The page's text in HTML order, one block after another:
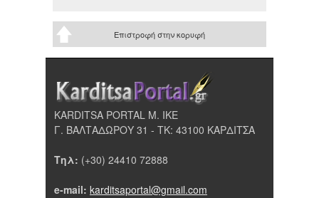
Επιστροφή στην κορυφή
KARDITSA PORTAL Μ. ΙΚΕ
Γ. ΒΑΛΤΑΔΩΡΟΥ 31 - ΤΚ: 43100 ΚΑΡΔΙΤΣΑ
Τηλ: (+30) 24410 72888
e-mail: karditsaportal@gmail.com